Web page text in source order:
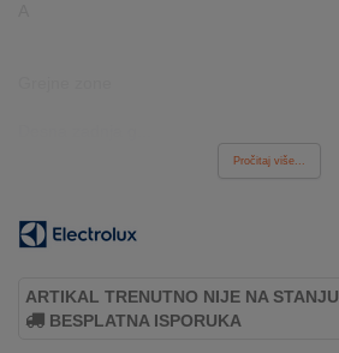
KUPITI?
IZ
INOSTRANSTVA
Pročitaj više...
ARTIKAL TRENUTNO NIJE NA STANJU
BESPLATNA ISPORUKA